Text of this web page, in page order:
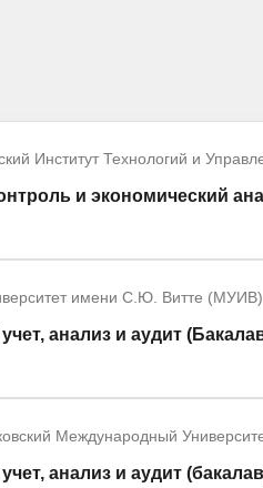
Институт Технологий и
и экономический
имени С.Ю. Витте (МУИВ)
анализ и аудит
Международный
анализ и аудит